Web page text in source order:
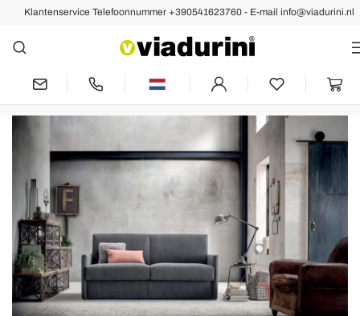
Klantenservice Telefoonnummer +390541623760 - E-mail info@viadurini.nl
Een Persoverzicht om te
Ontdekken